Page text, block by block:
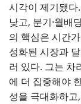
시각이 제기됐다
낮고, 분기·월배
의 핵심은 시간
성화된 시장과
러 있다. 그는 차
에 더 집중해야
성을 극대화하